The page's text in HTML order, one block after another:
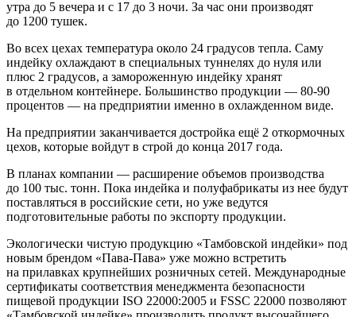
утра до 5 вечера и с 17 до 3 ночи. За час они производят
до 1200 тушек.
Во всех цехах температура около 24 градусов тепла. Саму
индейку охлаждают в специальных туннелях до нуля или
плюс 2 градусов, а замороженную индейку хранят
в отдельном контейнере. Большинство продукции — 80-90
процентов — на предприятии именно в охлажденном виде.
На предприятии заканчивается достройка ещё 2 откормочных
цехов, которые войдут в строй до конца 2017 года.
В планах компании — расширение объемов производства
до 100 тыс. тонн. Пока индейка и полуфабрикаты из нее будут
поставляться в российские сети, но уже ведутся
подготовительные работы по экспорту продукции.
Экологически чистую продукцию «Тамбовской индейки» под
новым брендом «Пава-Пава» уже можно встретить
на прилавках крупнейших розничных сетей. Международные
сертификаты соответствия менеджмента безопасности
пищевой продукции ISO 22000:2005 и FSSC 22000 позволяют